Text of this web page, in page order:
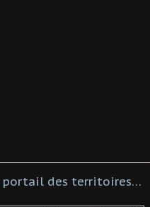
Le portail des territoires et des citoyens - Géoportail